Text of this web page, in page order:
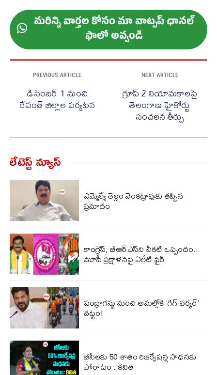
మ‌రిన్ని వార్త‌ల కోసం మా వాట్స‌ప్ ఛాన‌ల్
ఫాలో అవ్వండి
PREVIOUS ARTICLE
డిసెంబర్ 1 నుంచి
రేవంత్ జిల్లాల పర్యటన
NEXT ARTICLE
గ్రూప్ 2 నియామకాలపై
తెలంగాణ హైకోర్టు
సంచలన తీర్పు
లేటెస్ట్ న్యూస్‌
ఎమ్మెల్యే తెల్లం వెంకట్రావుకు తప్పిన
ప్రమాదం
కాంగ్రెస్, బీఆర్ఎస్‌ది చీకటి ఒప్పందం..
మూసీ ప్రక్షాళనపై ఏలేటి ఫైర్
పంద్రాగస్టు నుంచి అమల్లోకి ‘గిగ్ వర్కర్’
చట్టం!
బీసీలకు 50 శాతం రిజర్వేషన్ల సాధనకు
పోరాటం : కవిత